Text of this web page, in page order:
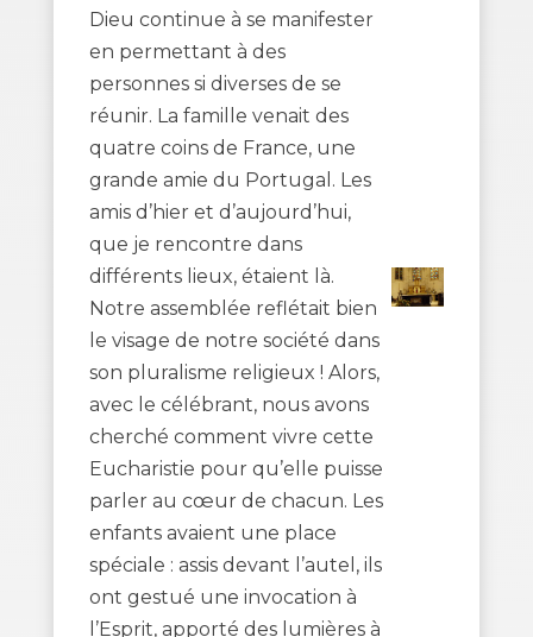
Dieu continue à se manifester
en permettant à des
personnes si diverses de se
réunir. La famille venait des
quatre coins de France, une
grande amie du Portugal. Les
amis d’hier et d’aujourd’hui,
que je rencontre dans
différents lieux, étaient là.
Notre assemblée reflétait bien
le visage de notre société dans
son pluralisme religieux ! Alors,
avec le célébrant, nous avons
cherché comment vivre cette
Eucharistie pour qu’elle puisse
parler au cœur de chacun. Les
enfants avaient une place
spéciale : assis devant l’autel, ils
ont gestué une invocation à
l’Esprit, apporté des lumières à